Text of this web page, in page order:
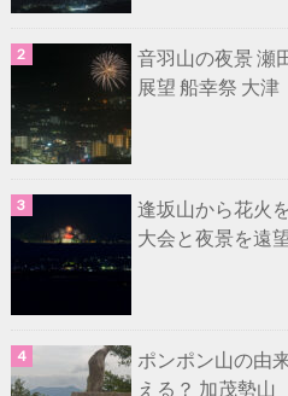
音羽山の夜景 瀬
展望 船幸祭 大津
逢坂山から花火
大会と夜景を遠
ポンポン山の由
える？ 加茂勢山